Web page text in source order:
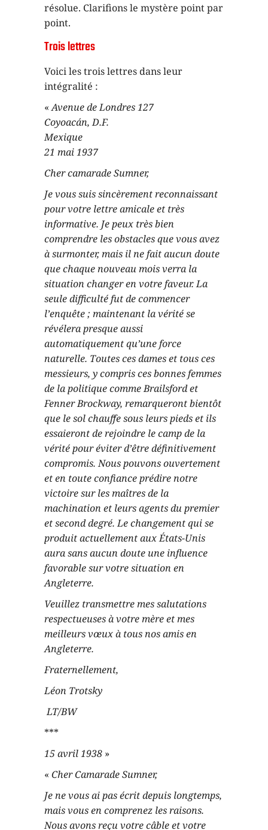
résolue. Clarifions le mystère point par
point.
Trois lettres
Voici les trois lettres dans leur
intégralité :
«Avenue de Londres 127
Coyoacán, D.F.
Mexique
21 mai 1937
Cher camarade Sumner,
Je vous suis sincèrement reconnaissant
pour votre lettre amicale et très
informative. Je peux très bien
comprendre les obstacles que vous avez
à surmonter, mais il ne fait aucun doute
que chaque nouveau mois verra la
situation changer en votre faveur. La
seule difficulté fut de commencer
l’enquête ; maintenant la vérité se
révélera presque aussi
automatiquement qu’une force
naturelle. Toutes ces dames et tous ces
messieurs, y compris ces bonnes femmes
de la politique comme Brailsford et
Fenner Brockway, remarqueront bientôt
que le sol chauffe sous leurs pieds et ils
essaieront de rejoindre le camp de la
vérité pour éviter d’être définitivement
compromis. Nous pouvons ouvertement
et en toute confiance prédire notre
victoire sur les maîtres de la
machination et leurs agents du premier
et second degré. Le changement qui se
produit actuellement aux États-Unis
aura sans aucun doute une influence
favorable sur votre situation en
Angleterre.
Veuillez transmettre mes salutations
respectueuses à votre mère et mes
meilleurs vœux à tous nos amis en
Angleterre.
Fraternellement,
Léon Trotsky
LT/BW
***
15 avril 1938 »
« Cher Camarade Sumner,
Je ne vous ai pas écrit depuis longtemps,
mais vous en comprenez les raisons.
Nous avons reçu votre câble et votre